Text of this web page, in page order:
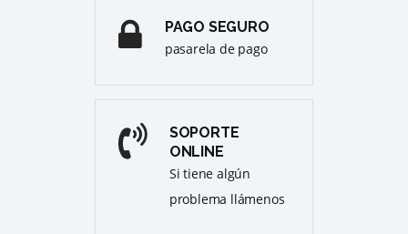
PAGO SEGURO
pasarela de pago
SOPORTE
ONLINE
Si tiene algún
problema llámenos